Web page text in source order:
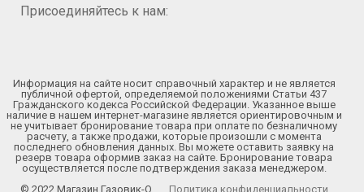
Присоединяйтесь к нам:
Информация на сайте носит справочный характер и не является
публичной офертой, определяемой положениями Статьи 437
Гражданского кодекса Российской Федерации. Указанное выше
наличие в нашем интернет-магазине является ориентировочным и
не учитывает бронирование товара при оплате по безналичному
расчету, а также продажи, которые произошли с момента
последнего обновления данных. Вы можете оставить заявку на
резерв товара оформив заказ на сайте. Бронирование товара
осуществляется после подтверждения заказа менеджером.
© 2022 Магазин Газовик-О.
Политика конфиденциальности